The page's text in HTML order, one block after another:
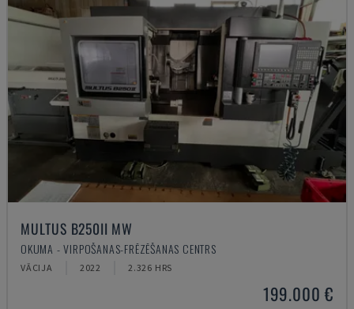
MULTUS B250II MW
OKUMA - VIRPOŠANAS-FRĒZĒŠANAS CENTRS
VĀCIJA 2022 2.326 HRS
199.000 €